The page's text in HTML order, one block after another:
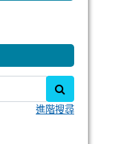
進階搜尋